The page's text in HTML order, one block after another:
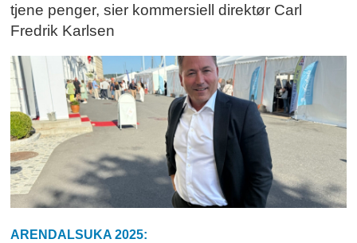
tjene penger, sier kommersiell direktør Carl
Fredrik Karlsen
ARENDALSUKA 2025: